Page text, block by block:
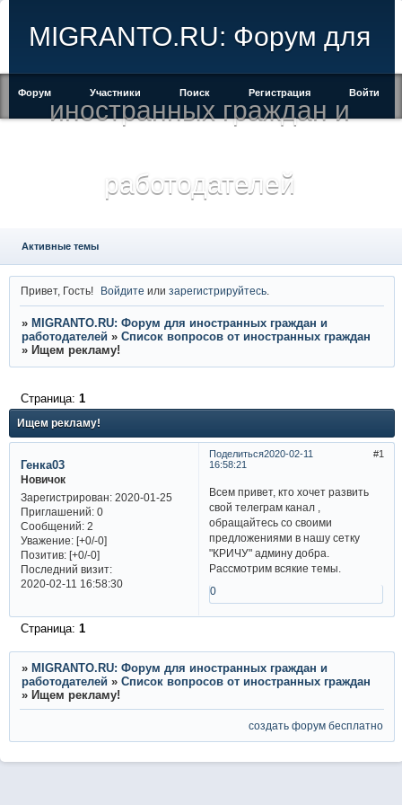
MIGRANTO.RU: Форум для
иностранных граждан и
работодателей
Форум Участники Поиск Регистрация Войти
Активные темы
Привет, Гость! Войдите илизарегистрируйтесь
» MIGRANTO.RU: Форум для иностранных граждан и
работодателей » Список вопросов от иностранных граждан
» Ищем рекламу!
Ищем рекламу!
Страница: 1
Поделиться 1
2020-02-11
16:58:21
Генка03
Новичок
Зарегистрирован: 2020-01-25
Приглашений:0
Сообщений:2
Уважение: [+0/-0]
Позитив: [+0/-0]
Последний визит:
2020-02-11 16:58:30
Всем привет, кто хочет развить
свой телеграм канал ,
обращайтесь со своими
предложениями в нашу сетку
"КРИЧУ" админу добра.
Рассмотрим всякие темы.
0
Страница: 1
» MIGRANTO.RU: Форум для иностранных граждан и
работодателей » Список вопросов от иностранных граждан
» Ищем рекламу!
создать форум бесплатно